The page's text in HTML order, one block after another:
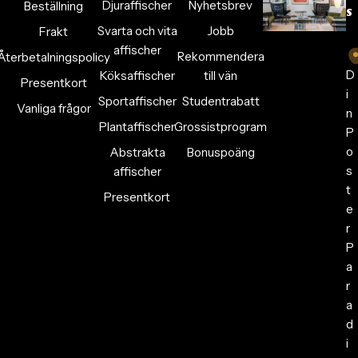
Beställning
Frakt
Presentkort
Vanliga frågor
Djuraffischer
Svarta och vita
affischer
Köksaffischer
Sportaffischer
Plantaffischer
Abstrakta
affischer
Presentkort
Nyhetsbrev
Jobb
Rekommendera
till vän
Studentrabatt
Grossistprogram
Bonuspoäng
s
D
i
n
P
o
s
t
e
r
P
a
r
a
d
i